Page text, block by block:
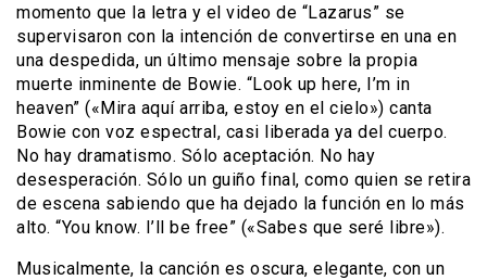
momento que la letra y el video de “Lazarus” se
supervisaron con la intención de convertirse en una en
una despedida, un último mensaje sobre la propia
muerte inminente de Bowie. “Look up here, I’m in
heaven” («Mira aquí arriba, estoy en el cielo») canta
Bowie con voz espectral, casi liberada ya del cuerpo.
No hay dramatismo. Sólo aceptación. No hay
desesperación. Sólo un guiño final, como quien se retira
de escena sabiendo que ha dejado la función en lo más
alto. “You know. I’ll be free” («Sabes que seré libre»).
Musicalmente, la canción es oscura, elegante, con un